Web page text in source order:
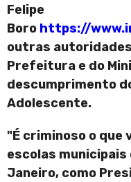
Felipe
Boro https://
outras
Prefeitura e do
descumprimento
Adolescente.
"É criminoso o que
escolas municipais
Janeiro, como